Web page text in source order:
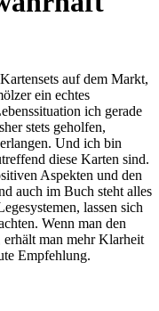
auf dem Markt,
ein echtes
ich gerade
stets geholfen,
Und ich bin
diese Karten sind.
Aspekten und den
auch im Buch steht alles
lassen sich
Wenn man den
man mehr Klarheit
Empfehlung.